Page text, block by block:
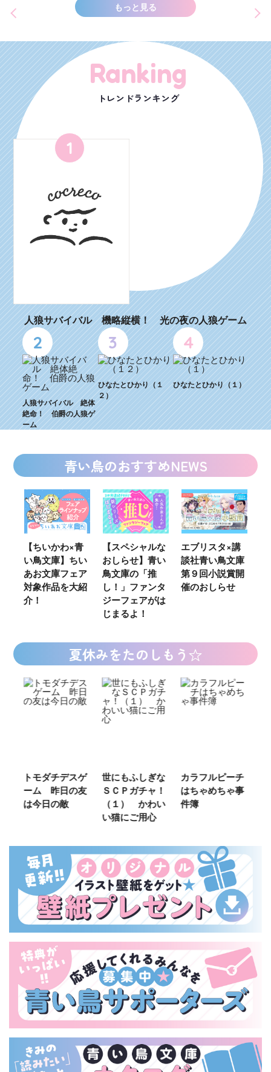
もっと見る
Ranking
トレンドランキング
1
人狼サバイバル 機略縦横！ 光の夜の人狼ゲーム
2
人狼サバイバル 絶体
絶命！ 伯爵の人狼ゲ
ーム
3
ひなたとひかり（１
２）
4
ひなたとひかり（１）
青い鳥のおすすめNEWS
【ちいかわ×青
い鳥文庫】ちい
あお文庫フェア
対象作品を大紹
介！
【スペシャルな
おしらせ】青い
鳥文庫の「推
し！」ファンタ
ジーフェアがは
じまるよ！
エブリスタ×講
談社青い鳥文庫
第９回小説賞開
催のおしらせ
夏休みをたのしもう☆
トモダチデスゲ
ーム 昨日の友
は今日の敵
世にもふしぎな
ＳＣＰガチャ！
（１） かわい
い猫にご用心
カラフルピーチ
はちゃめちゃ事
件簿